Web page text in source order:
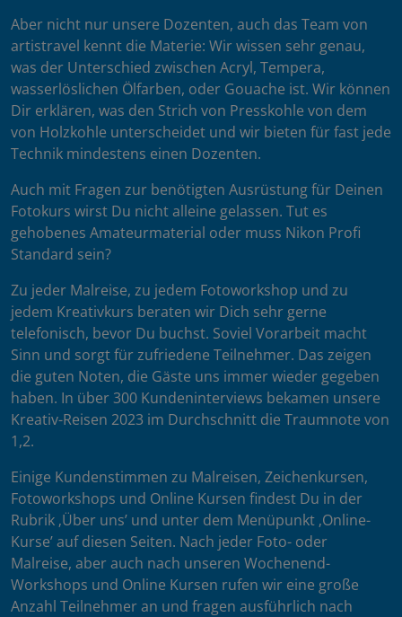
Aber nicht nur unsere Dozenten, auch das Team von
artistravel kennt die Materie: Wir wissen sehr genau,
was der Unterschied zwischen Acryl, Tempera,
wasserlöslichen Ölfarben, oder Gouache ist. Wir können
Dir erklären, was den Strich von Presskohle von dem
von Holzkohle unterscheidet und wir bieten für fast jede
Technik mindestens einen Dozenten.
Auch mit Fragen zur benötigten Ausrüstung für Deinen
Fotokurs wirst Du nicht alleine gelassen. Tut es
gehobenes Amateurmaterial oder muss Nikon Profi
Standard sein?
Zu jeder Malreise, zu jedem Fotoworkshop und zu
jedem Kreativkurs beraten wir Dich sehr gerne
telefonisch, bevor Du buchst. Soviel Vorarbeit macht
Sinn und sorgt für zufriedene Teilnehmer. Das zeigen
die guten Noten, die Gäste uns immer wieder gegeben
haben. In über 300 Kundeninterviews bekamen unsere
Kreativ-Reisen 2023 im Durchschnitt die Traumnote von
1,2.
Einige Kundenstimmen zu Malreisen, Zeichenkursen,
Fotoworkshops und Online Kursen findest Du in der
Rubrik ‚Über uns’ und unter dem Menüpunkt ‚Online-
Kurse’ auf diesen Seiten. Nach jeder Foto- oder
Malreise, aber auch nach unseren Wochenend-
Workshops und Online Kursen rufen wir eine große
Anzahl Teilnehmer an und fragen ausführlich nach